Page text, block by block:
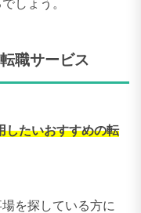
しょう。
職サービス
したいおすすめの転
を探している方に